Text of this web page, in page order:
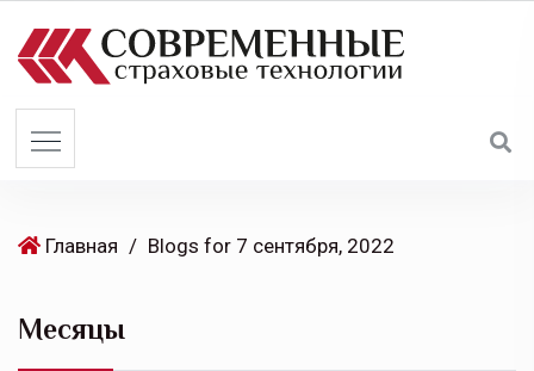
Главная / Blogs for 7 сентября, 2022
Месяцы